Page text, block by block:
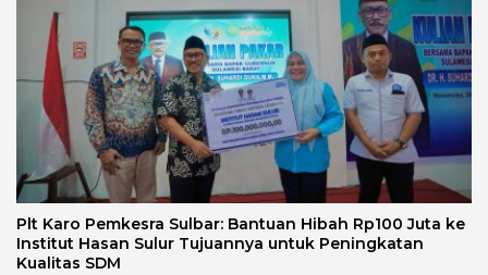
Plt Karo Pemkesra Sulbar: Bantuan Hibah Rp100 Juta ke
Institut Hasan Sulur Tujuannya untuk Peningkatan
Kualitas SDM